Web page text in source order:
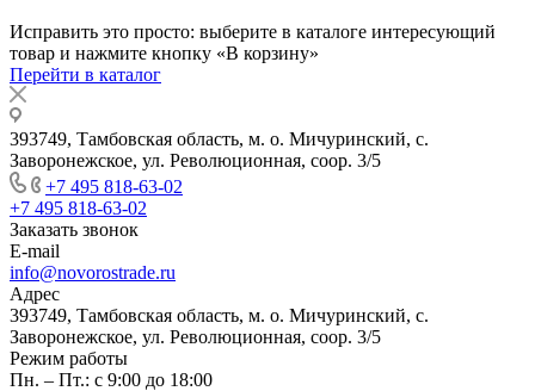
Исправить это просто: выберите в каталоге интересующий
товар и нажмите кнопку «В корзину»
Перейти в каталог
393749, Тамбовская область, м. о. Мичуринский, с.
Заворонежское, ул. Революционная, соор. 3/5
+7 495 818-63-02
+7 495 818-63-02
Заказать звонок
E-mail
info@novorostrade.ru
Адрес
393749, Тамбовская область, м. о. Мичуринский, с.
Заворонежское, ул. Революционная, соор. 3/5
Режим работы
Пн. – Пт.: с 9:00 до 18:00